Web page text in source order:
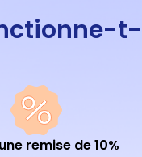
t-
remise de 10%